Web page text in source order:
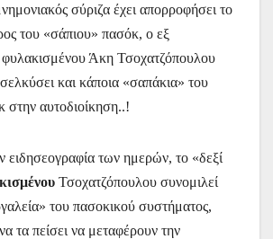
σύριζα έχει απορροφήσει το
του «σάπιου» πασόκ, ο εξ
Άκη Τσοχατζόπουλου
και κάποια «σαπάκια» του
στην αυτοδιοίκηση..!
των ημερών, το «δεξί
Τσοχατζόπουλου συνομιλεί
του πασοκικού συστήματος,
τα πείσει να μεταφέρουν την